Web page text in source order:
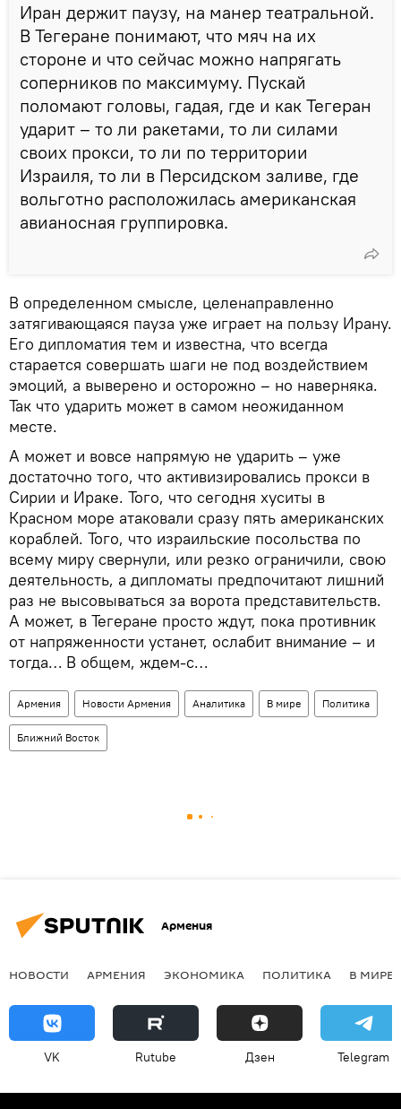
Иран держит паузу, на манер театральной.
В Тегеране понимают, что мяч на их
стороне и что сейчас можно напрягать
соперников по максимуму. Пускай
поломают головы, гадая, где и как Тегеран
ударит – то ли ракетами, то ли силами
своих прокси, то ли по территории
Израиля, то ли в Персидском заливе, где
вольготно расположилась американская
авианосная группировка.
В определенном смысле, целенаправленно
затягивающаяся пауза уже играет на пользу Ирану.
Его дипломатия тем и известна, что всегда
старается совершать шаги не под воздействием
эмоций, а выверено и осторожно – но наверняка.
Так что ударить может в самом неожиданном
месте.
А может и вовсе напрямую не ударить – уже
достаточно того, что активизировались прокси в
Сирии и Ираке. Того, что сегодня хуситы в
Красном море атаковали сразу пять американских
кораблей. Того, что израильские посольства по
всему миру свернули, или резко ограничили, свою
деятельность, а дипломаты предпочитают лишний
раз не высовываться за ворота представительств.
А может, в Тегеране просто ждут, пока противник
от напряженности устанет, ослабит внимание – и
тогда… В общем, ждем-с…
Армения Новости Армения Аналитика В мире Политика
Ближний Восток
Армения
НОВОСТИ АРМЕНИЯ ЭКОНОМИКА ПОЛИТИКА В МИРЕ
VK Rutube Дзен Telegram